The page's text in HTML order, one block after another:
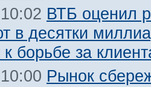
ВТБ оценил
в десятки
к борьбе за
Рынок